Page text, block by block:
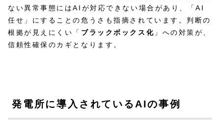
ない異常事態にはAIが対応できない場合があり、「AI
任せ」にすることの危うさも指摘されています。判断の
根拠が見えにくい「 ブラックボックス化 」への対策が、
信頼性確保のカギとなります。
発電所に導入されているAIの事例